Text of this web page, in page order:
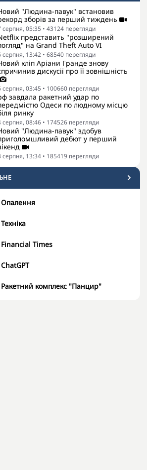
"Людина-павук" встановив
зборів за перший тиждень
серпня, 05:35 • 43124 перегляди
представить "розширений
на Grand Theft Auto VI
серпня, 13:42 • 68540 перегляди
кліп Аріани Гранде знову
дискусії про її зовнішність
серпня, 03:45 • 100660 перегляди
завдала ракетний удар по
Одеси по людному місцю
ринку
серпня, 08:46 • 174526 перегляди
"Людина-павук" здобув
дебют у перший
серпня, 13:34 • 185419 перегляди
Опалення
Техніка
Financial Times
ChatGPT
Ракетний комплекс "Панцир"